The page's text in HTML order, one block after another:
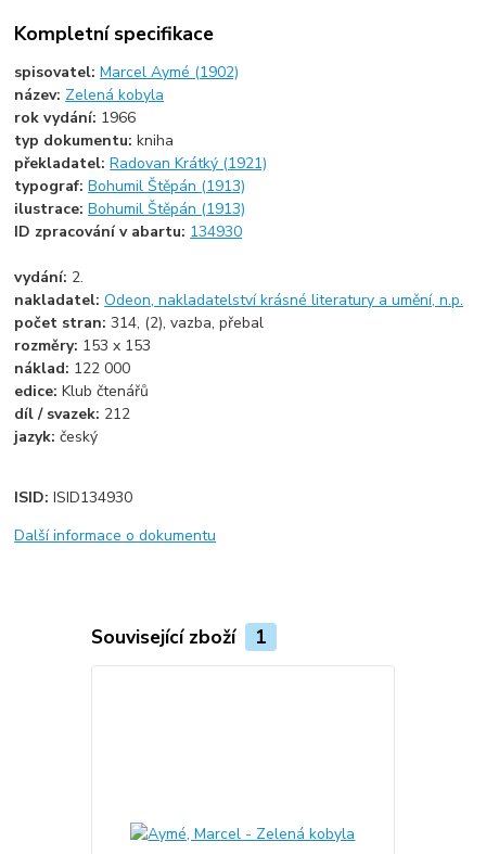
Kompletní specifikace
spisovatel:Marcel Aymé (1902)
název: Zelená kobyla
rok vydání: 1966
typ dokumentu:kniha
překladatel:Radovan Krátký (1921)
typograf:Bohumil Štěpán (1913)
ilustrace:Bohumil Štěpán (1913)
ID zpracování v abartu: 134930
vydání: 2.
nakladatel:Odeon, nakladatelství krásné literatury a umění, n.p.
počet stran:314, (2), vazba, přebal
rozměry: 153 x 153
náklad: 122 000
edice:Klub čtenářů
díl / svazek: 212
jazyk:český
ISID:ISID134930
Další informace o dokumentu
Související zboží 1